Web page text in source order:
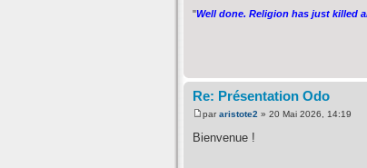
"Well done. Religion has just killed
Re: Présentation Odo
pararistote2 » 20 Mai 2026, 14:19
Bienvenue !